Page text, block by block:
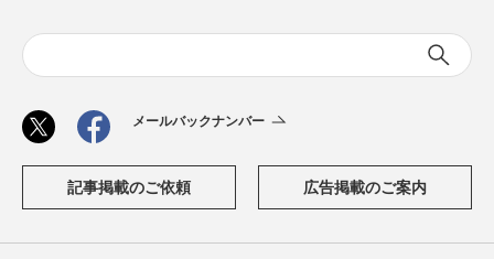
メールバックナンバー
記事掲載のご依頼 広告掲載のご案内